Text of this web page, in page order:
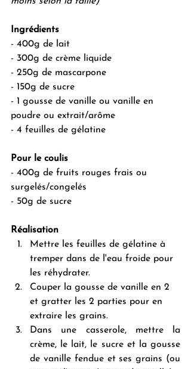
Ingrédients
- 400g de lait
- 300g de crème liquide
- 250g de mascarpone
- 150g de sucre
- 1 gousse de vanille ou vanille en
poudre ou extrait/arôme
- 4 feuilles de gélatine
Pour le coulis
- 400g de fruits rouges frais ou
surgelés/congelés
- 50g de sucre
Réalisation
Mettre les feuilles de gélatine à
tremper dans de l'eau froide pour
les réhydrater.
Couper la gousse de vanille en 2
et gratter les 2 parties pour en
extraire les grains.
Dans une casserole, mettre la
crème, le lait, le sucre et la gousse
de vanille fendue et ses grains (ou